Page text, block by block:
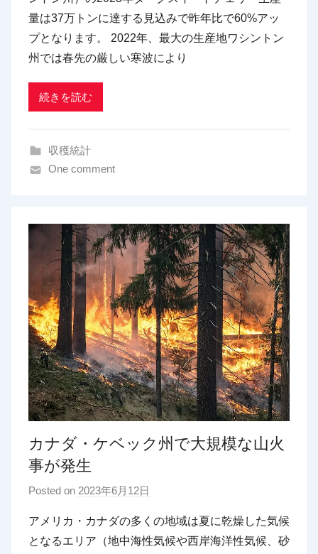
x
t
r
量は37万トンに達する見込みで昨年比で60%アッ
プとなります。 2022年、最大の生産地ワシントン
州では春先の厳しい寒波により
続きを読む
収穫統計
One comment
カナダ・ケベック州で大規模な山火
事が発生
Posted on 2023年6月12日
p
d
アメリカ・カナダの多くの地域は夏に乾燥した気候
となるエリア（地中海性気候や西岸海洋性気候、砂